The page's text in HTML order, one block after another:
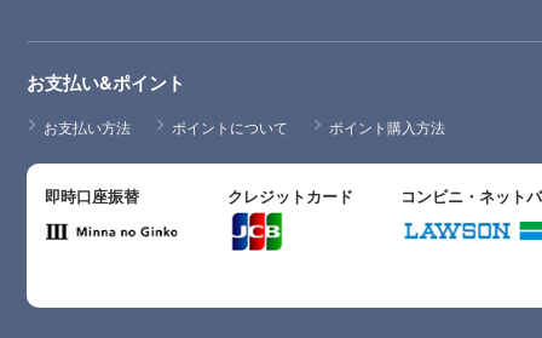
お支払い&ポイント
お支払い方法 ポイントについて ポイント購入方法
即時口座振替 クレジットカード コンビニ・ネット